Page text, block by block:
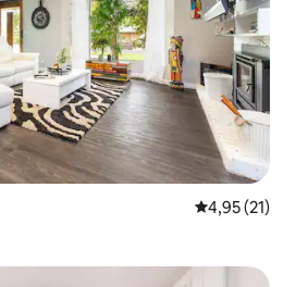
Gemiddelde
4,95 (21)